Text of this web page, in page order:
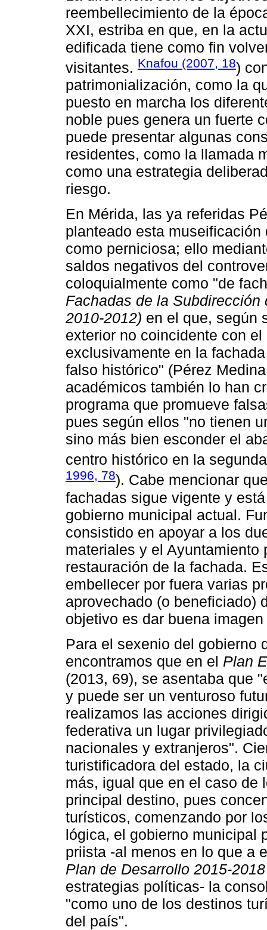
reembellecimiento de la
XXI, estriba en que, en la
edificada tiene como fin
visitantes. Knafou (2007, 18)
patrimonialización, como la
puesto en marcha los
noble pues genera un fuerte
puede presentar algunas
residentes, como la llamada
como una estrategia
riesgo.
En Mérida, las ya referidas
planteado esta
como perniciosa; ello
saldos negativos del
coloquialmente como "de
Fachadas de la
2010-2012) en el que, según
exterior no coincidente con
exclusivamente en la
falso histórico" (Pérez
académicos también lo han
programa que promueve
pues según ellos "no tienen
sino más bien esconder el
centro histórico en la
1996, 78). Cabe mencionar
fachadas sigue vigente y
gobierno municipal actual.
consistido en apoyar a los
materiales y el Ayuntamiento
restauración de la fachada.
embellecer por fuera varias
aprovechado (o beneficiado)
objetivo es dar buena
Para el sexenio del gobierno
encontramos que en el Plan
(2013, 69), se asentaba que
y puede ser un venturoso
realizamos las acciones
federativa un lugar
nacionales y extranjeros".
turistificadora del estado, la
más, igual que en el caso de
principal destino, pues
turísticos, comenzando por
lógica, el gobierno municipal
priista -al menos en lo que a
Plan de Desarrollo 2015-2018
estrategias políticas- la
"como uno de los destinos
del país".